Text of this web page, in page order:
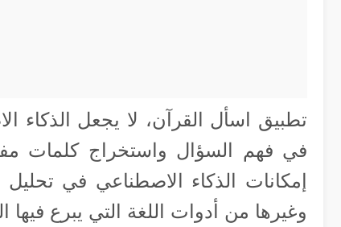
تطبيق اسأل القرآن، لا يجعل الذكاء
في فهم السؤال واستخراج كلمات
إمكانات الذكاء الاصطناعي في تحليل
وغيرها من أدوات اللغة التي يبرع فيها